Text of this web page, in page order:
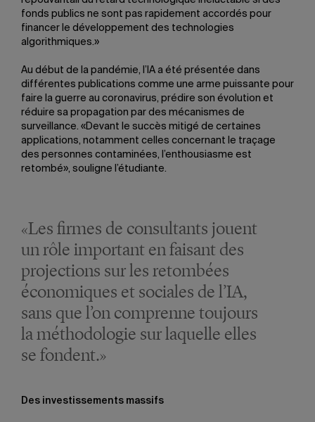
fonds publics ne sont pas rapidement accordés pour
financer le développement des technologies
algorithmiques.»
Au début de la pandémie, l’IA a été présentée dans
différentes publications comme une arme puissante pour
faire la guerre au coronavirus, prédire son évolution et
réduire sa propagation par des mécanismes de
surveillance. «Devant le succès mitigé de certaines
applications, notamment celles concernant le traçage
des personnes contaminées, l’enthousiasme est
retombé», souligne l’étudiante.
«Les firmes de consultants jouent
un rôle important en faisant des
projections sur les retombées
économiques et sociales de l’IA,
sans que l’on comprenne toujours
la méthodologie sur laquelle elles
se fondent.»
Des investissements massifs